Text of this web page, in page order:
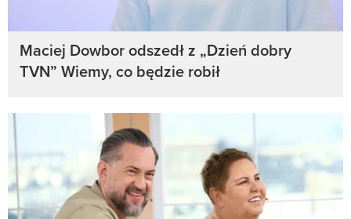
Maciej Dowbor odszedł z „Dzień dobry
TVN” Wiemy, co będzie robił